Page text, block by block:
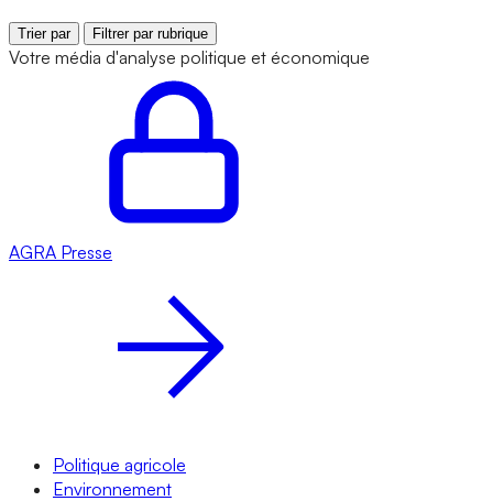
Trier par Filtrer par rubrique
Votre média d'analyse politique et économique
AGRA Presse
Politique agricole
Environnement